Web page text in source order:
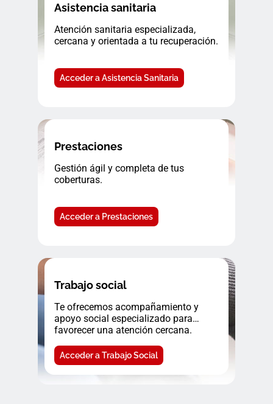
Asistencia sanitaria
Atención sanitaria especializada,
cercana y orientada a tu recuperación.
Acceder a Asistencia Sanitaria
Prestaciones
Gestión ágil y completa de tus
coberturas.
Acceder a Prestaciones
Trabajo social
Te ofrecemos acompañamiento y
apoyo social especializado para
favorecer una atención cercana.
Acceder a Trabajo Social